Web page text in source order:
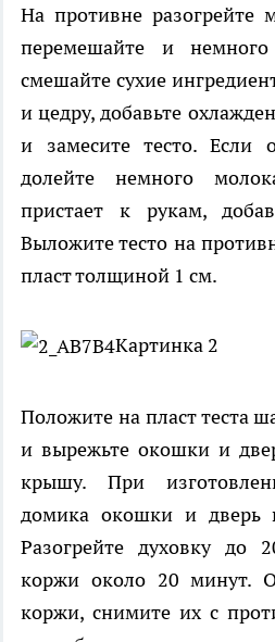
На противне разогрейте
перемешайте и
смешайте сухие
и цедру, добавьте
и замесите тесто. Если
долейте немного
пристает к рукам,
Выложите тесто на
пласт толщиной 1 см.
Картинка 2
Положите на пласт теста
и вырежьте окошки и
крышу. При
домика окошки и дверь
Разогрейте духовку до
коржи около 20 минут.
коржи, снимите их с